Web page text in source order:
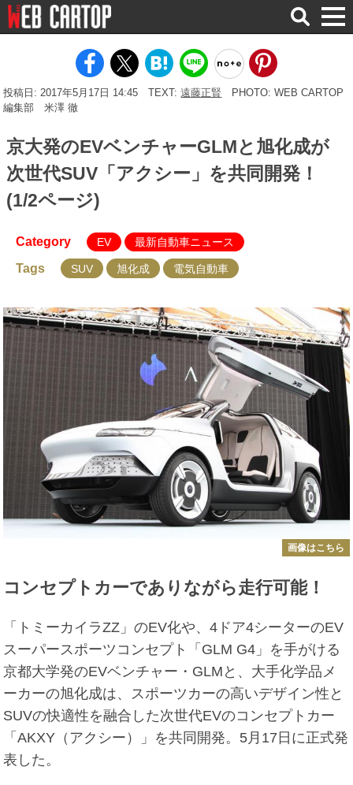
検
索
投稿日: 2017年5月17日 14:45 TEXT:遠藤正賢
PHOTO: WEB CARTOP
編集部 米澤 徹
京大発のEVベンチャーGLMと旭化成が
次世代SUV「アクシー」を共同開発！
(1/2ページ)
Category EV 最新自動車ニュース
Tags SUV 旭化成 電気自動車
画像はこちら
コンセプトカーでありながら走行可能！
「トミーカイラZZ」のEV化や、4ドア4シーターのEV
スーパースポーツコンセプト「GLM G4」を手がける
京都大学発のEVベンチャー・GLMと、大手化学品メ
ーカーの旭化成は、スポーツカーの高いデザイン性と
SUVの快適性を融合した次世代EVのコンセプトカー
「AKXY（アクシー）」を共同開発。5月17日に正式発
表した。